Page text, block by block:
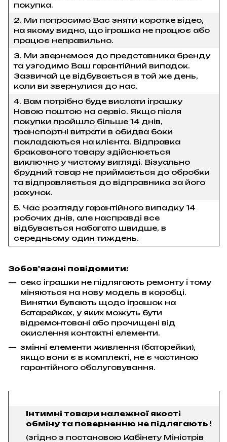
покупка.
2. Ми попросимо Вас зняти коротке відео,
на якому видно, що іграшка не працює або
працює неправильно.
3. Ми звернемося до представника бренду
та узгодимо Ваш гарантійний випадок.
Зазвичай це відбувається в той же день,
коли ви звернулися до нас.
4. Вам потрібно буде вислати іграшку
Новою поштою на сервіс. Якщо після
покупки пройшло більше 14 днів,
транспортні витрати в обидва боки
покладаються на клієнта. Відправка
бракованого товару здійснюється
виключно у чистому вигляді. Візуально
брудний товар не приймається до обробки
та відправляється до відправника за його
рахунок.
5. Час розгляду гарантійного випадку 14
робочих днів, але насправді все
відбувається набагато швидше, в
середньому один тиждень.
Зобов'язані повідомити:
секс іграшки не підлягають ремонту і тому
міняються на нову модель в коробці.
Винятки бувають щодо іграшок на
батарейках, у яких можуть бути
відремонтовані або прочищені від
окислення контактні елементи.
змінні елементи живлення (батарейки),
якщо вони є в комплекті, не є частиною
гарантійного обслуговування.
Інтимні товари належної якості
обміну та поверненню не підлягають !
(згідно з постановою Кабінету Міністрів